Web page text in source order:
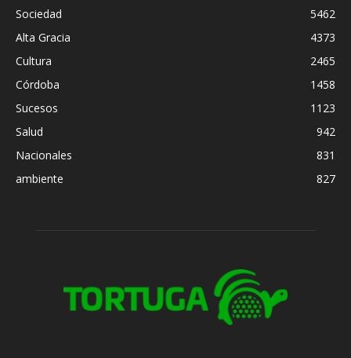
Sociedad
5462
Alta Gracia
4373
Cultura
2465
Córdoba
1458
Sucesos
1123
Salud
942
Nacionales
831
ambiente
827